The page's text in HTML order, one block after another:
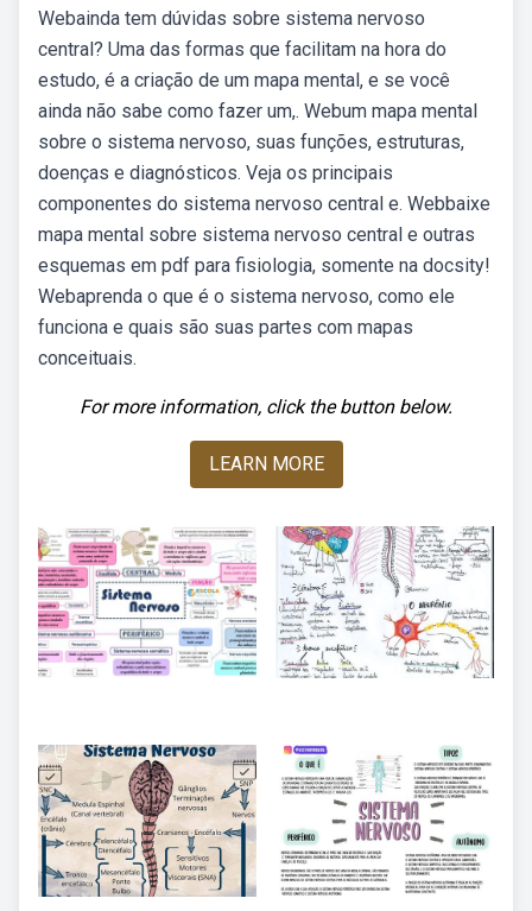
Webainda tem dúvidas sobre sistema nervoso
central? Uma das formas que facilitam na hora do
estudo, é a criação de um mapa mental, e se você
ainda não sabe como fazer um,. Webum mapa mental
sobre o sistema nervoso, suas funções, estruturas,
doenças e diagnósticos. Veja os principais
componentes do sistema nervoso central e. Webbaixe
mapa mental sobre sistema nervoso central e outras
esquemas em pdf para fisiologia, somente na docsity!
Webaprenda o que é o sistema nervoso, como ele
funciona e quais são suas partes com mapas
conceituais.
For more information, click the button below.
LEARN MORE